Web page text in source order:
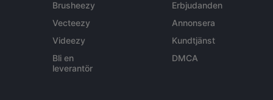
Brusheezy
Vecteezy
Videezy
Bli en
leverantör
Erbjudanden
Annonsera
Kundtjänst
DMCA